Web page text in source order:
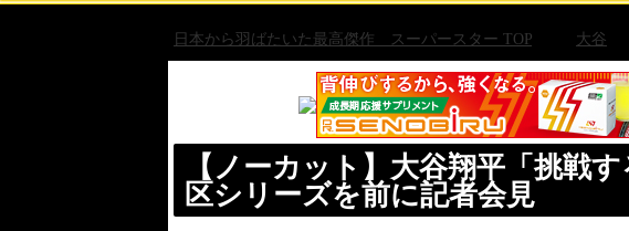
日本から羽ばたいた最高傑作 スーパースター TOP 大谷
【ノーカット】大谷翔平「挑戦
区シリーズを前に記者会見